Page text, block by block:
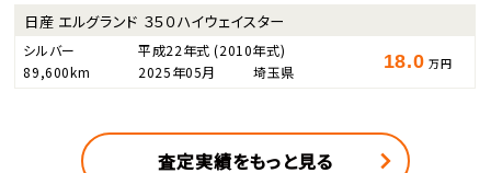
日産 エルグランド ３５０ハイウェイスター
シルバー 平成22年式(2010年式)
89,600km
2025年05月 埼玉県 18.0 万円
査定実績をもっと見る